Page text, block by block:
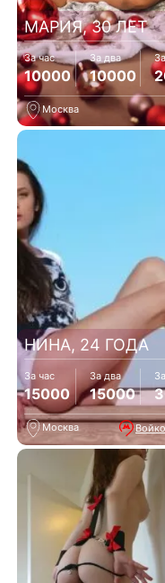
МАРИЯ, 30 ЛЕТ
За час
10000
За два
10000
Москва
НИНА, 24 ГОДА
За час
15000
За два
15000
Москва